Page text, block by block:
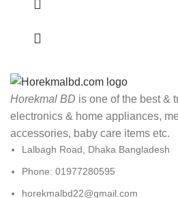
Horekmal BD is one of the best &
electronics & home appliances,
accessories, baby care items etc.
Lalbagh Road, Dhaka Bangladesh
Phone: 01977280595
horekmalbd22@gmail.com